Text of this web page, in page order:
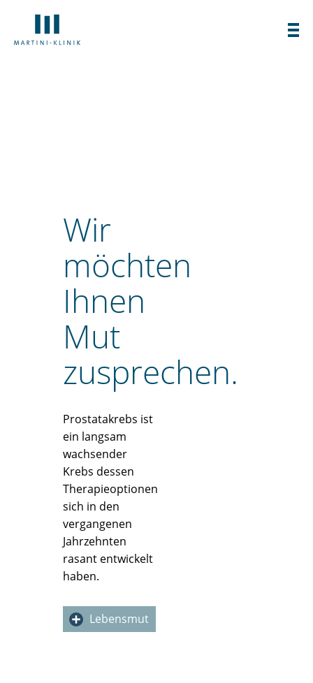
spezialisierte Klinik für die Diagnostik
und Therapie von Prostatakrebs.
Wir
möchten
Ihnen
Mut
zusprechen.
Prostatakrebs ist
ein langsam
wachsender
Krebs dessen
Therapieoptionen
sich in den
vergangenen
Jahrzehnten
rasant entwickelt
haben.
Lebensmut